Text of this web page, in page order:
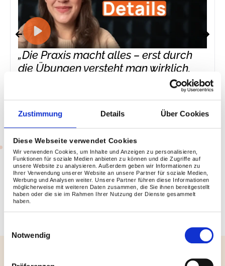
Zustimmung Details Über Cookies
Diese Webseite verwendet Cookies
Wir verwenden Cookies, um Inhalte und Anzeigen zu personalisieren,
Funktionen für soziale Medien anbieten zu können und die Zugriffe auf
unsere Website zu analysieren. Außerdem geben wir Informationen zu
Ihrer Verwendung unserer Website an unsere Partner für soziale Medien,
Werbung und Analysen weiter. Unsere Partner führen diese Informationen
möglicherweise mit weiteren Daten zusammen, die Sie ihnen bereitgestellt
haben oder die sie im Rahmen Ihrer Nutzung der Dienste gesammelt
haben.
Notwendig
„Die Praxis macht alles – erst durch
die Übungen versteht man wirklich,
wie man KI im Unternehmen einsetzen
Projektmanagerin @ SmartView360 GmbH
Jetzt Beratung vereinbaren